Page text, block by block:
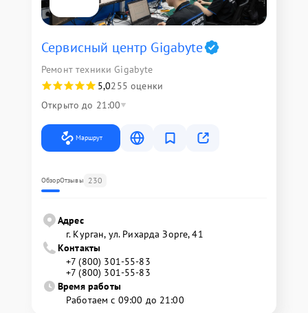
Сервисный центр Gigabyte
Ремонт техники Gigabyte
5,0255 оценки
Открыто до 21:00
Маршрут
ОбзорОтзывы 230
Адрес
г. Курган, ул. Рихарда Зорге, 41
Контакты
+7 (800) 301-55-83
+7 (800) 301-55-83
Время работы
Работаем с 09:00 до 21:00